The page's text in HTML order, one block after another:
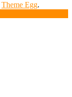
Theme Egg.